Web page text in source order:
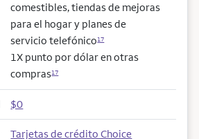
comestibles, tiendas de mejoras
para el hogar y planes de
servicio telefónico17
1X punto por dólar en otras
compras17
$0
Tarjetas de crédito Choice